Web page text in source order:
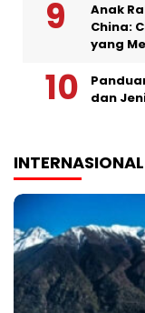
Anak
China:
yang
dan
INTERNASIONAL